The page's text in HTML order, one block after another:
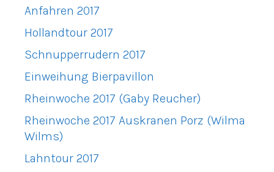
Anfahren 2017
Hollandtour 2017
Schnupperrudern 2017
Einweihung Bierpavillon
Rheinwoche 2017 (Gaby Reucher)
Rheinwoche 2017 Auskranen Porz (Wilma
Wilms)
Lahntour 2017